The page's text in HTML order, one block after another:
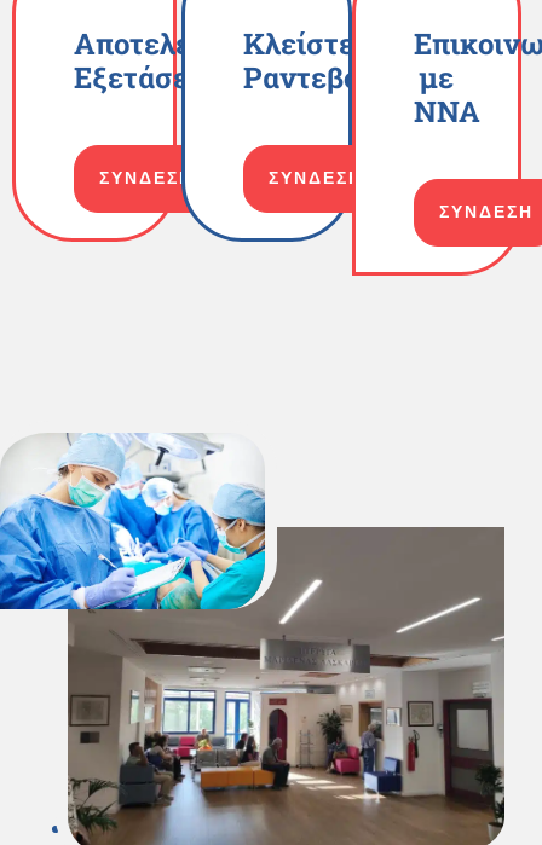
Αποτελέσματα
Εξετάσεων
ΣΥΝΔΕΣΗ
Κλείστε
Ραντεβού
ΣΥΝΔΕΣΗ
με
ΝΝΑ
ΣΥΝΔΕΣΗ
ΛΙΓΑ ΛΟΓΙΑ ΓΙΑ ΤΟ ΝΟΣΟΚΟΜΕΙΟ
Αποστολή
Η αποστολή του Ναυτικού Νοσοκομείου
Αθηνών είναι:
Να παράσχει υπηρεσίες υγείας στις